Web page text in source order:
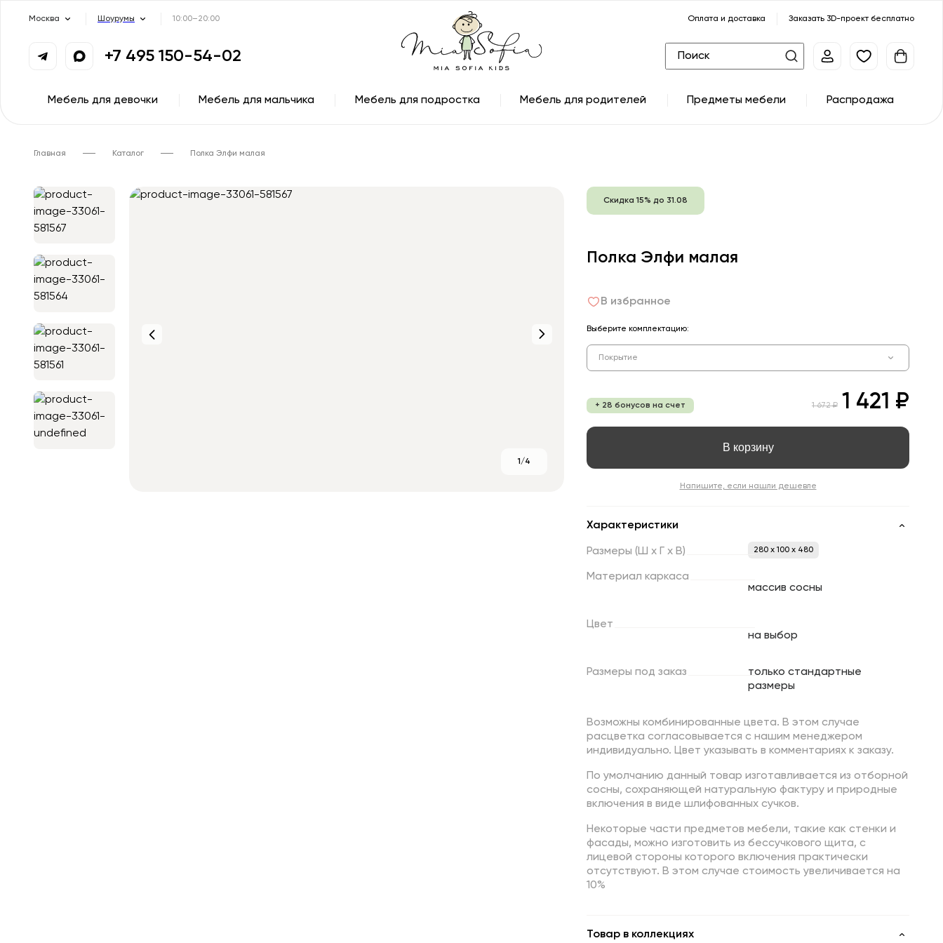
Москва Шоурумы 10:00–20:00 Оплата и доставка Заказать 3D-проект бесплатно
+7 495 150-54-02
Мебель для девочки Мебель для мальчика Мебель для подростка Мебель для родителей Предметы мебели Распродажа
Главная Каталог Полка Элфи малая
1/4
Скидка 15% до 31.08
Полка Элфи малая
В избранное
Выберите комплектацию:
Покрытие
+ 28 бонусов на счет 1 672 ₽ 1 421 ₽
В корзину
Напишите, если нашли дешевле
Характеристики
Размеры (Ш х Г х В) 280 x 100 x 480
Материал каркаса
массив сосны
Цвет
на выбор
Размеры под заказ
только стандартные
размеры
Возможны комбинированные цвета. В этом случае
расцветка согласовывается с нашим менеджером
индивидуально. Цвет указывать в комментариях к заказу.
По умолчанию данный товар изготавливается из отборной
сосны, сохраняющей натуральную фактуру и природные
включения в виде шлифованных сучков.
Некоторые части предметов мебели, такие как стенки и
фасады, можно изготовить из бессучкового щита, с
лицевой стороны которого включения практически
отсутствуют. В этом случае стоимость увеличивается на
10%
Товар в коллекциях